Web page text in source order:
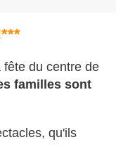
fête du centre de
familles sont
qu'ils